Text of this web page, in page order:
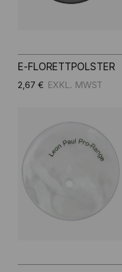
E-FLORETTPOLSTER
2,67 €